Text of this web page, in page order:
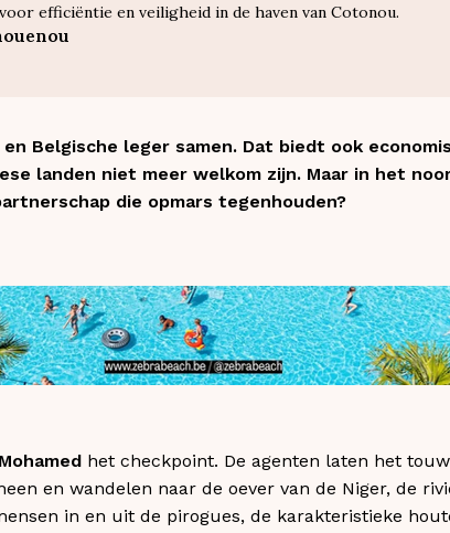
efficiëntie en veiligheid in de haven van Cotonou.
Belgische leger samen. Dat biedt ook
landen niet meer welkom zijn. Maar in het
die opmars tegenhouden?
Mohamed het checkpoint. De agenten laten het
en wandelen naar de oever van de Niger, de
in en uit de pirogues, de karakteristieke